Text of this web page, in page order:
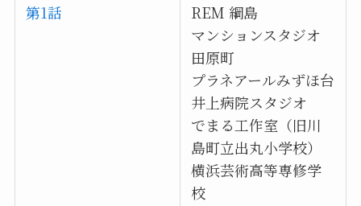
第1話
REM 綱島
マンションスタジオ
田原町
プラネアールみずほ台
井上病院スタジオ
でまる工作室（旧川
島町立出丸小学校）
横浜芸術高等専修学
校